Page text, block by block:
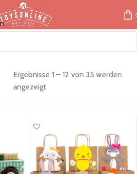
Ergebnisse 1 – 12 von 35 werden
angezeigt